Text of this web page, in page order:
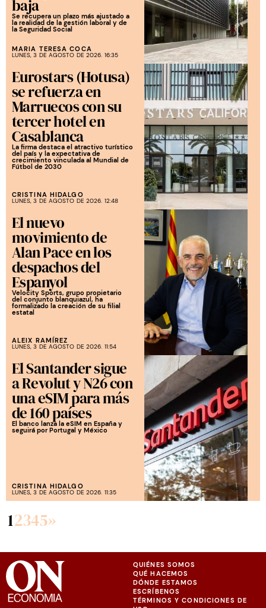
baja
Se recupera un plazo más ajustado a
la realidad de la gestión laboral y de
la Seguridad Social
MARIA TERESA COCA
LUNES, 3 DE AGOSTO DE 2026. 16:35
Eurostars (Hotusa)
se refuerza en
Marruecos con su
tercer hotel en
Casablanca
La firma destaca el atractivo turístico
del país y la expectativa de
crecimiento vinculada al Mundial de
Fútbol de 2030
CRISTINA HIDALGO
LUNES, 3 DE AGOSTO DE 2026. 12:48
El nuevo
movimiento de
Alan Pace en los
despachos del
Espanyol
Velocity Sports, grupo propietario
del conjunto blanquiazul, ha
formalizado la creación de su filial
estatal
ALEIX RAMÍREZ
LUNES, 3 DE AGOSTO DE 2026. 11:54
El Santander sigue
a Revolut y N26 con
una eSIM para más
de 160 países
El banco lanza la eSIM en España y
seguirá por Portugal y México
CRISTINA HIDALGO
LUNES, 3 DE AGOSTO DE 2026. 11:35
12345»
QUIÉNES SOMOS
QUÉ HACEMOS
DÓNDE ESTAMOS
ESCRÍBENOS
TÉRMINOS Y CONDICIONES DE